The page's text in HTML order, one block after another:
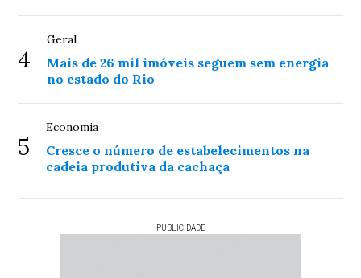
4
Geral
Mais de 26 mil imóveis seguem sem energia
no estado do Rio
5
Economia
Cresce o número de estabelecimentos na
cadeia produtiva da cachaça
PUBLICIDADE